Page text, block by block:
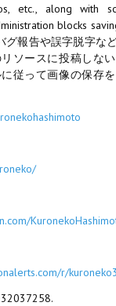
etc., along with
blocks
グ報告や誤字脱字な
ソースに投稿しな
従って画像の保存
r/